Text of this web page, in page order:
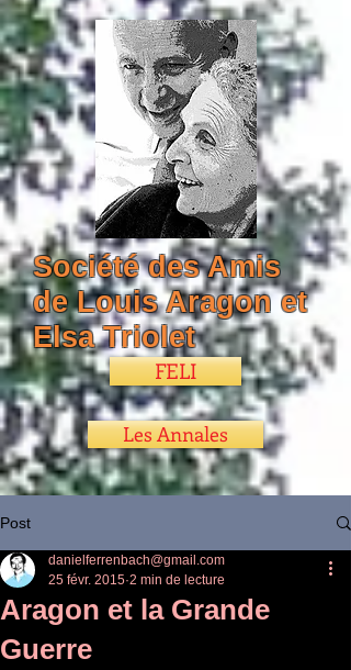
Société des Amis
de Louis Aragon et
Elsa Triolet
FELI
Les Annales
Post
Aragon et la Grande
Guerre
danielferrenbach@gmail.com
25 févr. 2015 2 min de lecture